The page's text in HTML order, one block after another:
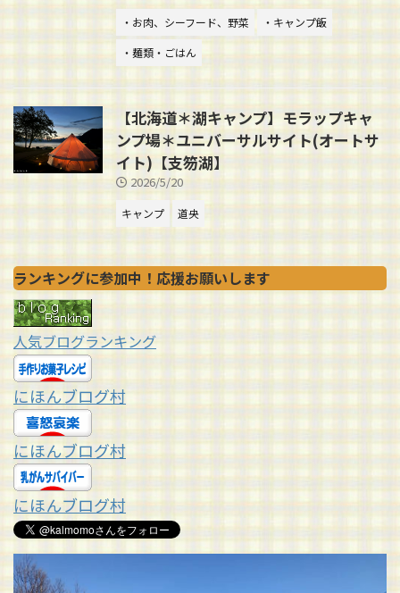
・お肉、シーフード、野菜
・キャンプ飯
・麺類・ごはん
【北海道＊湖キャンプ】モラップキャ
ンプ場＊ユニバーサルサイト(オートサ
イト)【支笏湖】
2026/5/20
キャンプ 道央
ランキングに参加中！応援お願いします
人気ブログランキング
にほんブログ村
にほんブログ村
にほんブログ村